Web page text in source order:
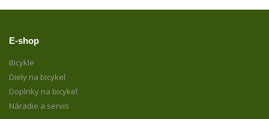
E-shop
Bicykle
Diely na bicykel
Doplnky na bicykel
Náradie a servis